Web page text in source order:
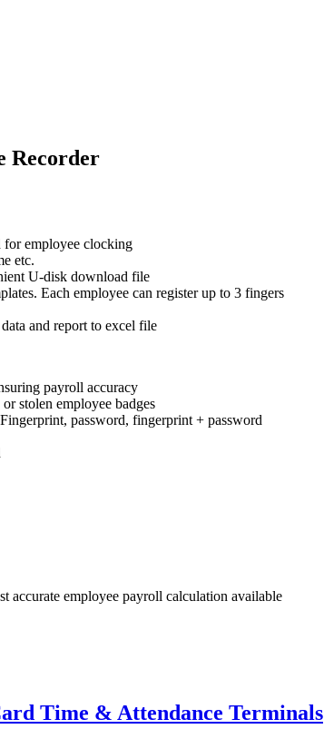
Recorder
for employee clocking
etc.
U-disk download file
Each employee can register up to 3 fingers
and report to excel file
payroll accuracy
stolen employee badges
password, fingerprint + password
accurate employee payroll calculation available
Time & Attendance Terminals